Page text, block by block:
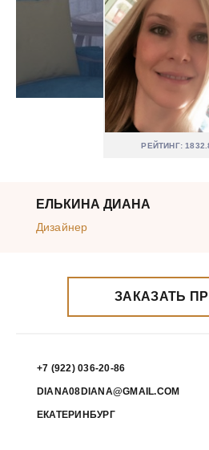
РЕЙТИНГ:
ЕЛЬКИНА ДИАНА
Дизайнер
ЗАКАЗАТЬ
+7 (922) 036-20-86
DIANA08DIANA@GMAIL.COM
ЕКАТЕРИНБУРГ